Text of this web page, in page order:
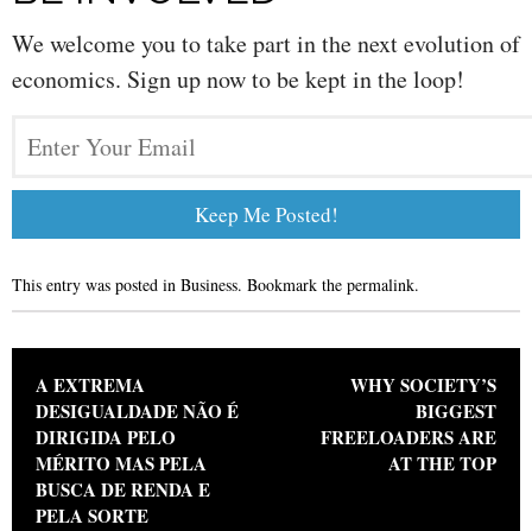
We welcome you to take part in the next evolution of
economics. Sign up now to be kept in the loop!
This entry was posted in Business. Bookmark the permalink.
Post navigation
A EXTREMA
DESIGUALDADE NÃO É
DIRIGIDA PELO
MÉRITO MAS PELA
BUSCA DE RENDA E
PELA SORTE
WHY SOCIETY’S
BIGGEST
FREELOADERS ARE
AT THE TOP